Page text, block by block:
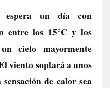
espera un día con
entre los 15°C y los
cielo mayormente
viento soplará a unos
de calor sea